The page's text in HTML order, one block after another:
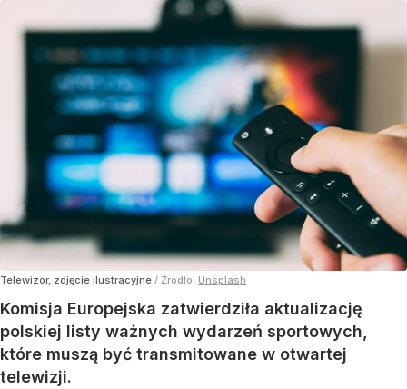
Telewizor, zdjęcie ilustracyjne / Źródło: Unsplash
Komisja Europejska zatwierdziła aktualizację
polskiej listy ważnych wydarzeń sportowych,
które muszą być transmitowane w otwartej
telewizji.